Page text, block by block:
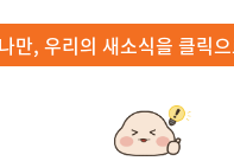
만, 우리의 새소식을 클릭